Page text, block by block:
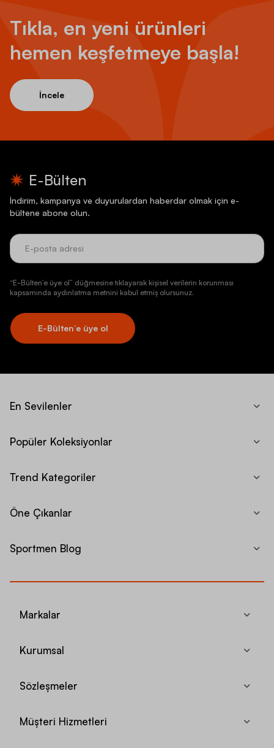
Tıkla, en yeni ürünleri
hemen keşfetmeye başla!
İncele
E-Bülten
İndirim, kampanya ve duyurulardan haberdar olmak için e-
bültene abone olun.
“E-Bülten’e üye ol” düğmesine tıklayarak kişisel verilerin korunması
kapsamında aydınlatma metnini kabul etmiş olursunuz.
E-Bülten’e üye ol
En Sevilenler
Popüler Koleksiyonlar
Trend Kategoriler
Öne Çıkanlar
Sportmen Blog
Markalar
Kurumsal
Sözleşmeler
Müşteri Hizmetleri